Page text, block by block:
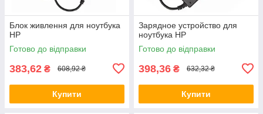
Блок живлення для ноутбука
HP
Готово до відправки
383,62 ₴ 608,92 ₴
Купити
Зарядное устройство для
ноутбука HP
Готово до відправки
398,36 ₴ 632,32 ₴
Купити